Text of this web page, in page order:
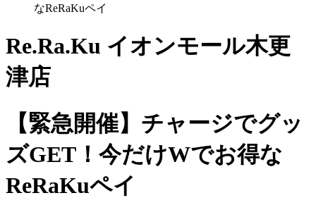
なReRaKuペイ
Re.Ra.Ku イオンモール木更
津店
【緊急開催】チャージでグッ
ズGET！今だけWでお得な
ReRaKuペイ